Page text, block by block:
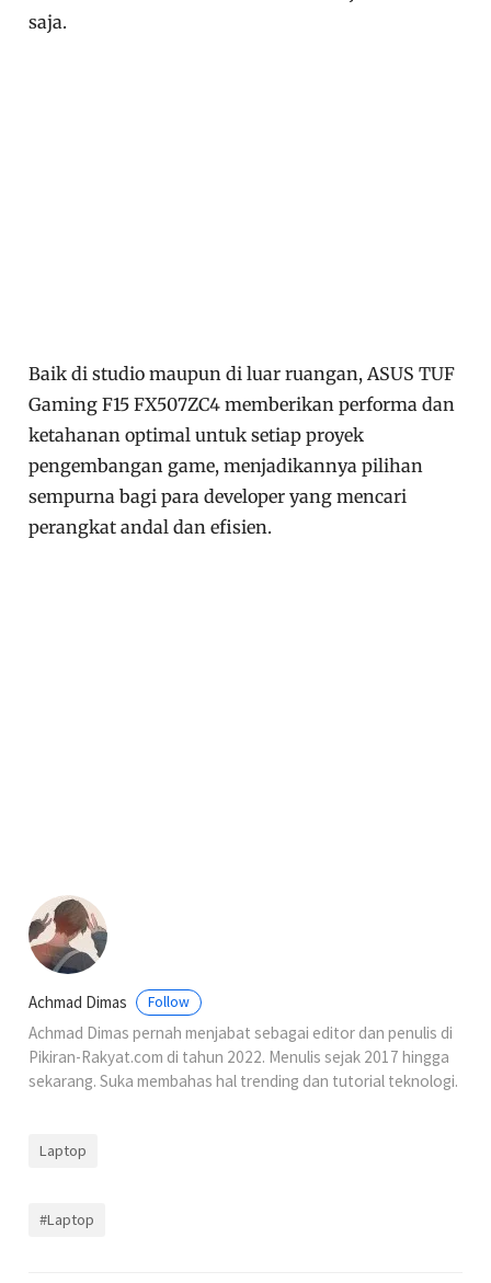
saja.
Baik di studio maupun di luar ruangan, ASUS TUF
Gaming F15 FX507ZC4 memberikan performa dan
ketahanan optimal untuk setiap proyek
pengembangan game, menjadikannya pilihan
sempurna bagi para developer yang mencari
perangkat andal dan efisien.
Achmad Dimas Follow
Achmad Dimas pernah menjabat sebagai editor dan penulis di
Pikiran-Rakyat.com di tahun 2022. Menulis sejak 2017 hingga
sekarang. Suka membahas hal trending dan tutorial teknologi.
Laptop
#Laptop